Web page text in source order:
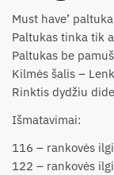
Must have’
Paltukas tinka tik
Paltukas be
Kilmės šalis –
Rinktis dydžiu
Išmatavimai:
116 – rankovės
122 – rankovės